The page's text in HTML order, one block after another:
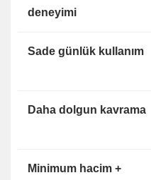
deneyimi
Sade günlük kullanım
Daha dolgun kavrama
Minimum hacim +